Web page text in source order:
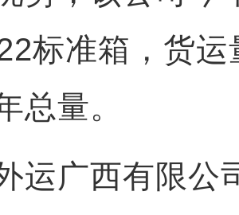
标准箱，货
总量。
广西有限公